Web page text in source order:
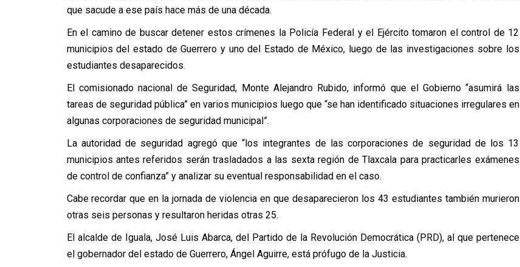
que sacude a ese país hace más de una década.
En el camino de buscar detener estos crímenes la Policía Federal y el Ejército tomaron el control de 12
municipios del estado de Guerrero y uno del Estado de México, luego de las investigaciones sobre los
estudiantes desaparecidos.
El comisionado nacional de Seguridad, Monte Alejandro Rubido, informó que el Gobierno “asumirá las
tareas de seguridad pública” en varios municipios luego que “se han identificado situaciones irregulares en
algunas corporaciones de seguridad municipal”.
La autoridad de seguridad agregó que “los integrantes de las corporaciones de seguridad de los 13
municipios antes referidos serán trasladados a las sexta región de Tlaxcala para practicarles exámenes
de control de confianza” y analizar su eventual responsabilidad en el caso.
Cabe recordar que en la jornada de violencia en que desaparecieron los 43 estudiantes también murieron
otras seis personas y resultaron heridas otras 25.
El alcalde de Iguala, José Luis Abarca, del Partido de la Revolución Democrática (PRD), al que pertenece
el gobernador del estado de Guerrero, Ángel Aguirre, está prófugo de la Justicia.